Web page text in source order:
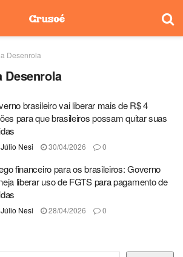
Desenrola
Desenrola
brasileiro vai liberar mais de R$ 4
para que brasileiros possam quitar suas
Júlio Nesi 30/04/2026 0
financeiro para os brasileiros: Governo
liberar uso de FGTS para pagamento de
Júlio Nesi 28/04/2026 0